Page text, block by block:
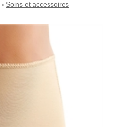
> Soins et accessoires